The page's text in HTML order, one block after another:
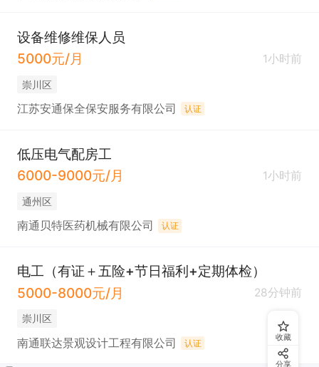
设备维修维保人员
5000元/月
1小时前
崇川区
江苏安通保全保安服务有限公司 认证
低压电气配房工
6000-9000元/月
1小时前
通州区
南通贝特医药机械有限公司 认证
电工（有证＋五险+节日福利+定期体检）
5000-8000元/月
28分钟前
崇川区
南通联达景观设计工程有限公司 认证 收藏
分享